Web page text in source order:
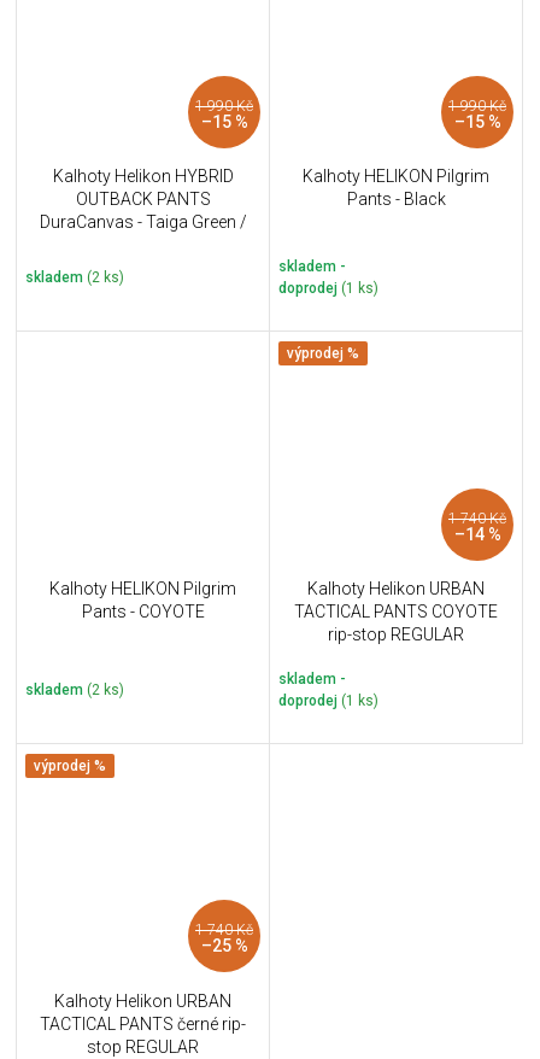
1 990 Kč
–15 %
Kalhoty Helikon HYBRID
OUTBACK PANTS
DuraCanvas - Taiga Green /
skladem (2 ks)
1 990 Kč
–15 %
Kalhoty HELIKON Pilgrim
Pants - Black
skladem -
doprodej (1 ks)
Kalhoty HELIKON Pilgrim
Pants - COYOTE
skladem (2 ks)
výprodej %
1 740 Kč
–14 %
Kalhoty Helikon URBAN
TACTICAL PANTS COYOTE
rip-stop REGULAR
skladem -
doprodej (1 ks)
výprodej %
1 740 Kč
–25 %
Kalhoty Helikon URBAN
TACTICAL PANTS černé rip-
stop REGULAR